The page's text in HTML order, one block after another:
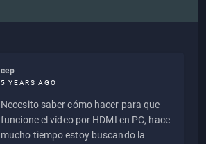
cep
5 YEARS AGO
Necesito saber cómo hacer para que
funcione el vídeo por HDMI en PC, hace
mucho tiempo estoy buscando la